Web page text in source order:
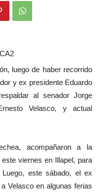
luego de haber recorrido
y ex presidente Eduardo
al senador Jorge
Velasco, y actual
acompañaron a la
viernes en Illapel, para
este sábado, el ex
Velasco en algunas ferias